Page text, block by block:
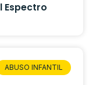
Espectro
ABUSO INFANTIL